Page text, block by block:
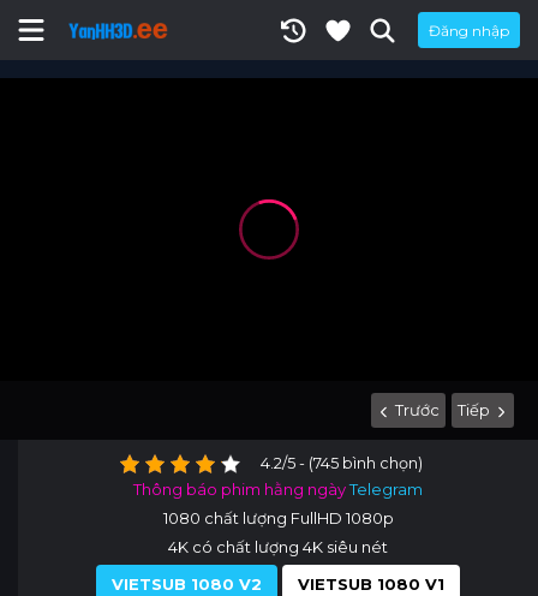
Đăng nhập
Trước Tiếp
4.2/5 - (745 bình chọn)
Thông báo phim hằng ngàyTelegram
1080 chất lượng FullHD 1080p
4K có chất lượng 4K siêu nét
VIETSUB 1080 V2
VIETSUB 1080 V1